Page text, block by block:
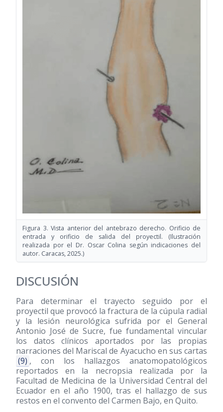
Figura 3. Vista anterior del antebrazo derecho. Orificio de
entrada y orificio de salida del proyectil. (Ilustración
realizada por el Dr. Oscar Colina según indicaciones del
autor. Caracas, 2025.)
DISCUSIÓN
Para determinar el trayecto seguido por el
proyectil que provocó la fractura de la cúpula radial
y la lesión neurológica sufrida por el General
Antonio José de Sucre, fue fundamental vincular
los datos clínicos aportados por las propias
narraciones del Mariscal de Ayacucho en sus cartas
(9) , con los hallazgos anatomopatológicos
reportados en la necropsia realizada por la
Facultad de Medicina de la Universidad Central del
Ecuador en el año 1900, tras el hallazgo de sus
restos en el convento del Carmen Bajo, en Quito.